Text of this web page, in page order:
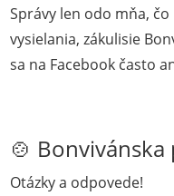
Správy len odo mňa,
vysielania, zákulisie
sa na Facebook často
🍲
Otázky a odpovede!